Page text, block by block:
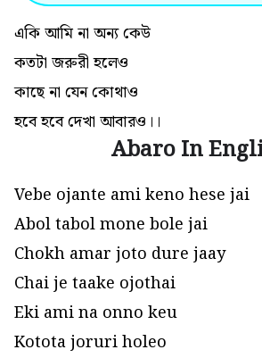
একি আমি না অন্য কেউ
কতটা জরুরী হলেও
কাছে না যেন কোথাও
হবে হবে দেখা আবারও।।
Abaro In
Vebe ojante ami keno hese jai
Abol tabol mone bole jai
Chokh amar joto dure jaay
Chai je taake ojothai
Eki ami na onno keu
Kotota joruri holeo